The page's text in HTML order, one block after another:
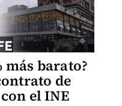
más barato?
de
el INE